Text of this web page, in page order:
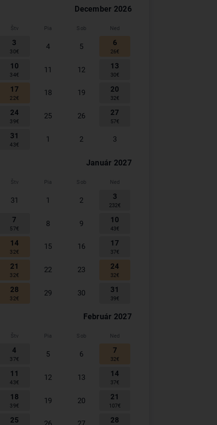
December 2026
Štv Pia Sob Ned
3
30 €
4 5 6
26€
10
34€
11 12 13
30 €
17
22€
18 19 20
32€
24
39€
25 26 27
57€
31
43€
1 2 3
Január 2027
Štv Pia Sob Ned
31 1 2 3
232€
7
57€
8 9 10
43 €
14
32€
15 16 17
37€
21
32€
22 23 24
32€
28
32€
29 30 31
39€
Február 2027
Štv Pia Sob Ned
4
37€
5 6 7
32€
11
43 €
12 13 14
37€
18
39€
19 20 21
107€
25 28